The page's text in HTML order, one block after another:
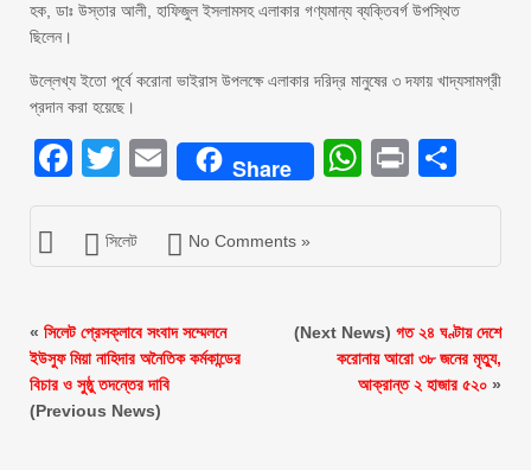
হক, ডাঃ উস্তার আলী, হাফিজুল ইসলামসহ এলাকার গণ্যমান্য ব্যক্তিবর্গ উপস্থিত
ছিলেন।
উল্লেখ্য ইতো পূর্বে করোনা ভাইরাস উপলক্ষে এলাকার দরিদ্র মানুষের ৩ দফায় খাদ্যসামগ্রী
প্রদান করা হয়েছে।
Facebook
Twitter
EmailShare Print
সিলেট No Comments »
« সিলেট প্রেসক্লাবে সংবাদ সম্মেলনে
ইউসুফ মিয়া নাহিদার অনৈতিক কর্মকান্ডের
বিচার ও সুষ্ঠু তদন্তের দাবি
(Previous News)
(Next News) গত ২৪ ঘণ্টায় দেশে
করোনায় আরো ৩৮ জনের মৃত্যু,
আক্রান্ত ২ হাজার ৫২০ »